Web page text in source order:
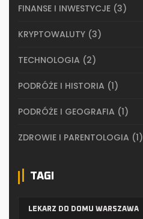
FINANSE I INWESTYCJE (3)
KRYPTOWALUTY (3)
TECHNOLOGIA (2)
PODRÓŻE I HISTORIA (1)
PODRÓŻE I GEOGRAFIA (1)
ZDROWIE I PARENTOLOGIA (1)
TAGI
LEKARZ DO DOMU WARSZAWA